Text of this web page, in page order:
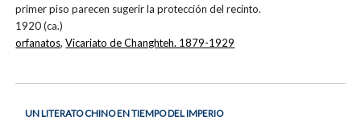
primer piso parecen sugerir la protección del recinto.
1920 (ca.)
orfanatos,Vicariato de Changhteh. 1879-1929
UN LITERATO CHINO EN TIEMPO DEL IMPERIO